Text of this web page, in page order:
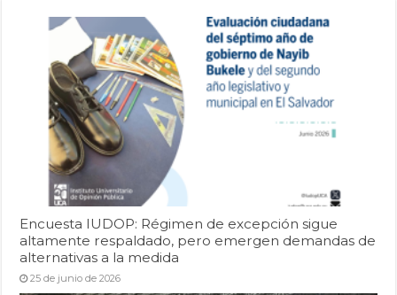
Encuesta IUDOP: Régimen de excepción sigue
altamente respaldado, pero emergen demandas de
alternativas a la medida
25 de junio de 2026